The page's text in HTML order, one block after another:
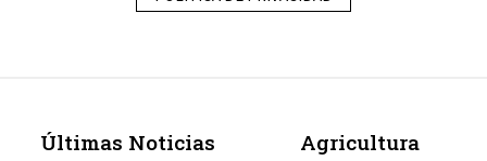
Últimas Noticias
Agricultura